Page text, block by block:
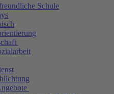
Schule